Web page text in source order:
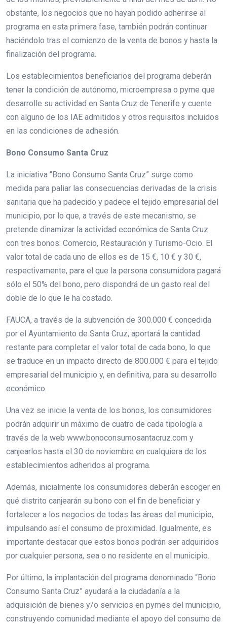
obstante, los negocios que no hayan podido adherirse al
programa en esta primera fase, también podrán continuar
haciéndolo tras el comienzo de la venta de bonos y hasta la
finalización del programa.
Los establecimientos beneficiarios del programa deberán
tener la condición de autónomo, microempresa o pyme que
desarrolle su actividad en Santa Cruz de Tenerife y cuente
con alguno de los IAE admitidos y otros requisitos incluidos
en las condiciones de adhesión.
Bono Consumo Santa Cruz
La iniciativa “Bono Consumo Santa Cruz” surge como
medida para paliar las consecuencias derivadas de la crisis
sanitaria que ha padecido y padece el tejido empresarial del
municipio, por lo que, a través de este mecanismo, se
pretende dinamizar la actividad económica de Santa Cruz
con tres bonos: Comercio, Restauración y Turismo-Ocio. El
valor total de cada uno de ellos es de 15 €, 10 € y 30 €,
respectivamente, para el que la persona consumidora pagará
sólo el 50% del bono, pero dispondrá de un gasto real del
doble de lo que le ha costado.
FAUCA, a través de la subvención de 300.000 € concedida
por el Ayuntamiento de Santa Cruz, aportará la cantidad
restante para completar el valor total de cada bono, lo que
se traduce en un impacto directo de 800.000 € para el tejido
empresarial del municipio y, en definitiva, para su desarrollo
económico.
Una vez se inicie la venta de los bonos, los consumidores
podrán adquirir un máximo de cuatro de cada tipología a
través de la web www.bonoconsumosantacruz.com y
canjearlos hasta el 30 de noviembre en cualquiera de los
establecimientos adheridos al programa.
Además, inicialmente los consumidores deberán escoger en
qué distrito canjearán su bono con el fin de beneficiar y
fortalecer a los negocios de todas las áreas del municipio,
impulsando así el consumo de proximidad. Igualmente, es
importante destacar que estos bonos podrán ser adquiridos
por cualquier persona, sea o no residente en el municipio.
Por último, la implantación del programa denominado “Bono
Consumo Santa Cruz” ayudará a la ciudadanía a la
adquisición de bienes y/o servicios en pymes del municipio,
construyendo comunidad mediante el apoyo del consumo de